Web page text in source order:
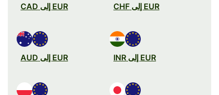
EUR إلى CHF EUR إلى CAD
EUR إلى INR EUR إلى AUD